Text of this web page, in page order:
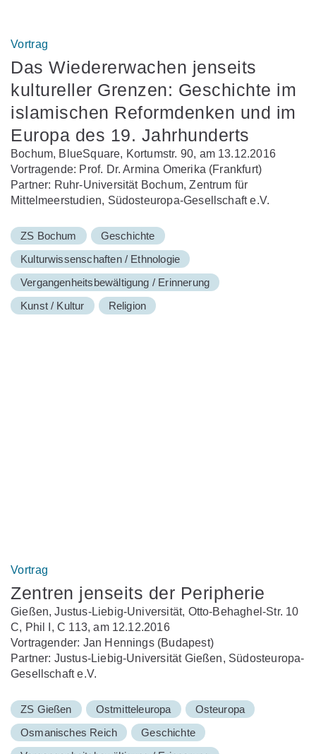
Vortrag
Das Wiedererwachen jenseits
kultureller Grenzen: Geschichte im
islamischen Reformdenken und im
Europa des 19. Jahrhunderts
Bochum, BlueSquare, Kortumstr. 90, am 13.12.2016
Vortragende: Prof. Dr. Armina Omerika (Frankfurt)
Partner: Ruhr-Universität Bochum, Zentrum für
Mittelmeerstudien, Südosteuropa-Gesellschaft e.V.
ZS Bochum
Geschichte
Kulturwissenschaften / Ethnologie
Vergangenheitsbewältigung / Erinnerung
Kunst / Kultur
Religion
Vortrag
Zentren jenseits der Peripherie
Gießen, Justus-Liebig-Universität, Otto-Behaghel-Str. 10
C, Phil I, C 113, am 12.12.2016
Vortragender: Jan Hennings (Budapest)
Partner: Justus-Liebig-Universität Gießen, Südosteuropa-
Gesellschaft e.V.
ZS Gießen Ostmitteleuropa
Osteuropa
Osmanisches Reich
Geschichte